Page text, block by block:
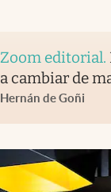
Zoom editorial.
a cambiar de
Hernán de Goñi